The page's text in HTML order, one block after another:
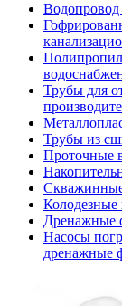
Трубы для
Трубы из
Проточные
Колодезные
Дренажные
Насосы
дренажные